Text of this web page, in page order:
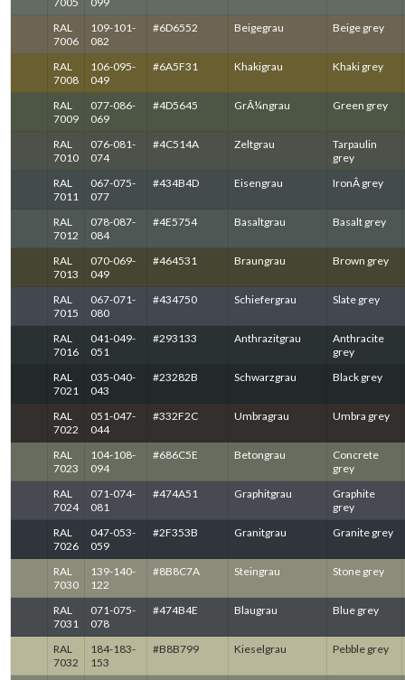
RAL
7006
109-101-
082
#6D6552 Beigegrau Beige grey
RAL
7008
106-095-
049
#6A5F31 Khakigrau Khaki grey
RAL
7009
077-086-
069
#4D5645 GrÃ¼ngrau Green grey
RAL
7010
076-081-
074
#4C514A Zeltgrau
Tarpaulin
grey
RAL
7011
067-075-
077
#434B4D Eisengrau IronÂ grey
RAL
7012
078-087-
084
#4E5754 Basaltgrau Basalt grey
RAL
7013
070-069-
049
#464531 Braungrau Brown grey
RAL
7015
067-071-
080
#434750 Schiefergrau Slate grey
RAL
7016
041-049-
051
#293133 Anthrazitgrau
Anthracite
grey
RAL
7021
035-040-
043
#23282B Schwarzgrau Black grey
RAL
7022
051-047-
044
#332F2C Umbragrau Umbra grey
RAL
7023
104-108-
094
#686C5E Betongrau
Concrete
grey
RAL
7024
071-074-
081
#474A51 Graphitgrau
Graphite
grey
RAL
7026
047-053-
059
#2F353B Granitgrau Granite grey
RAL
7030
139-140-
122
#8B8C7A Steingrau Stone grey
RAL
7031
071-075-
078
#474B4E Blaugrau Blue grey
RAL
7032
184-183-
153
#B8B799 Kieselgrau Pebble grey